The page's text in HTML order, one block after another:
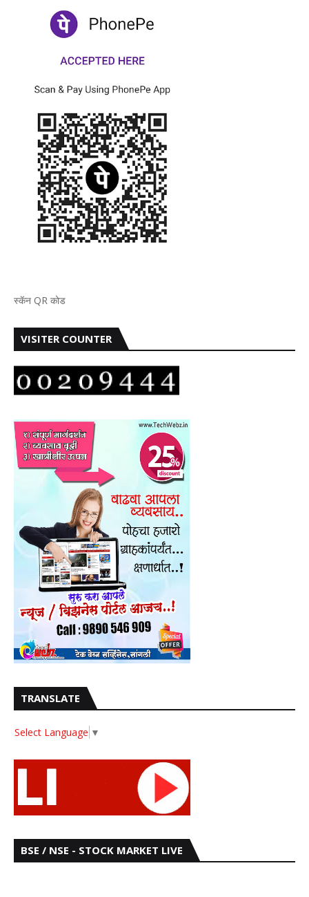
स्कॅन QR कोड
VISITER COUNTER
TRANSLATE
Select Language ▼
BSE / NSE - STOCK MARKET LIVE